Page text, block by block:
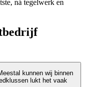
ná tegelwerk en
kunnen wij binnen
lukt het vaak